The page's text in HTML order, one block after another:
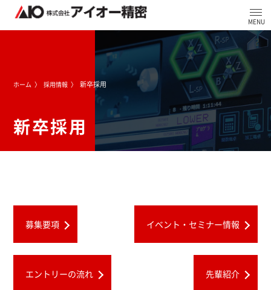
ホーム 採用情報 新卒採用
新卒採用
募集要項 イベント・セミナー情報
エントリーの流れ 先輩紹介